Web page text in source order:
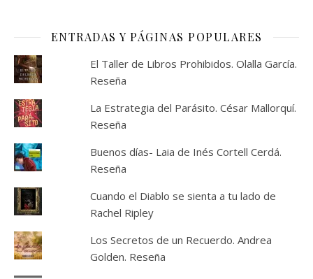
ENTRADAS Y PÁGINAS POPULARES
El Taller de Libros Prohibidos. Olalla García.
Reseña
La Estrategia del Parásito. César Mallorquí.
Reseña
Buenos días- Laia de Inés Cortell Cerdá.
Reseña
Cuando el Diablo se sienta a tu lado de
Rachel Ripley
Los Secretos de un Recuerdo. Andrea
Golden. Reseña